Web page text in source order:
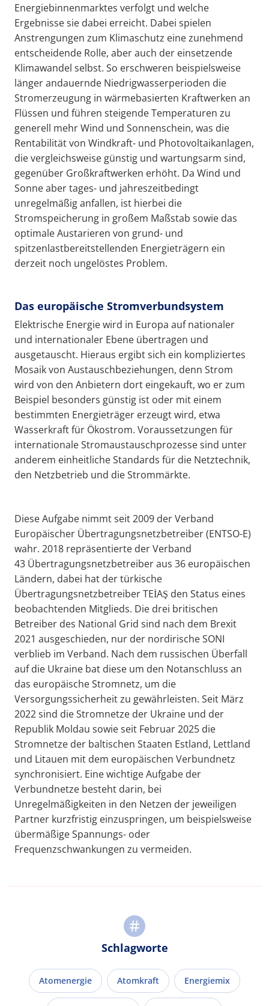
Energiebinnenmarktes verfolgt und welche
Ergebnisse sie dabei erreicht. Dabei spielen
Anstrengungen zum Klimaschutz eine zunehmend
entscheidende Rolle, aber auch der einsetzende
Klimawandel selbst. So erschweren beispielsweise
länger andauernde Niedrigwasserperioden die
Stromerzeugung in wärmebasierten Kraftwerken an
Flüssen und führen steigende Temperaturen zu
generell mehr Wind und Sonnenschein, was die
Rentabilität von Windkraft- und Photovoltaikanlagen,
die vergleichsweise günstig und wartungsarm sind,
gegenüber Großkraftwerken erhöht. Da Wind und
Sonne aber tages- und jahreszeitbedingt
unregelmäßig anfallen, ist hierbei die
Stromspeicherung in großem Maßstab sowie das
optimale Austarieren von grund- und
spitzenlastbereitstellenden Energieträgern ein
derzeit noch ungelöstes Problem.
Das europäische Stromverbundsystem
Elektrische Energie wird in Europa auf nationaler
und internationaler Ebene übertragen und
ausgetauscht. Hieraus ergibt sich ein kompliziertes
Mosaik von Austauschbeziehungen, denn Strom
wird von den Anbietern dort eingekauft, wo er zum
Beispiel besonders günstig ist oder mit einem
bestimmten Energieträger erzeugt wird, etwa
Wasserkraft für Ökostrom. Voraussetzungen für
internationale Stromaustauschprozesse sind unter
anderem einheitliche Standards für die Netztechnik,
den Netzbetrieb und die Strommärkte.
Diese Aufgabe nimmt seit 2009 der Verband
Europäischer Übertragungsnetzbetreiber (ENTSO-E)
wahr. 2018 repräsentierte der Verband
43 Übertragungsnetzbetreiber aus 36 europäischen
Ländern, dabei hat der türkische
Übertragungsnetzbetreiber TEİAŞ den Status eines
beobachtenden Mitglieds. Die drei britischen
Betreiber des National Grid sind nach dem Brexit
2021 ausgeschieden, nur der nordirische SONI
verblieb im Verband. Nach dem russischen Überfall
auf die Ukraine bat diese um den Notanschluss an
das europäische Stromnetz, um die
Versorgungssicherheit zu gewährleisten. Seit März
2022 sind die Stromnetze der Ukraine und der
Republik Moldau sowie seit Februar 2025 die
Stromnetze der baltischen Staaten Estland, Lettland
und Litauen mit dem europäischen Verbundnetz
synchronisiert. Eine wichtige Aufgabe der
Verbundnetze besteht darin, bei
Unregelmäßigkeiten in den Netzen der jeweiligen
Partner kurzfristig einzuspringen, um beispielsweise
übermäßige Spannungs- oder
Frequenzschwankungen zu vermeiden.
Schlagworte
Atomenergie Atomkraft Energiemix